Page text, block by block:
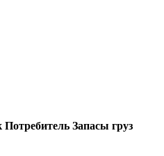
Запасы груз